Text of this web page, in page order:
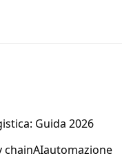
Guida 2026
chainAIautomazione